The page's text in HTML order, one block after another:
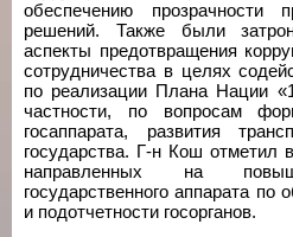
обеспечению прозрачности
решений. Также были
аспекты предотвращения
сотрудничества в целях
по реализации Плана Нации
частности, по вопросам
госаппарата, развития
государства. Г-н Кош отметил
направленных на
государственного аппарата по
и подотчетности госорганов.